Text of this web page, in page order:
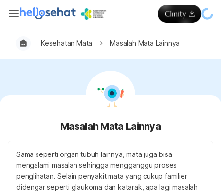
Kesehatan Mata Masalah Mata Lainnya
Masalah Mata Lainnya
Sama seperti organ tubuh lainnya, mata juga bisa
mengalami masalah sehingga mengganggu proses
penglihatan. Selain penyakit mata yang cukup familier
didengar seperti glaukoma dan katarak, apa lagi masalah